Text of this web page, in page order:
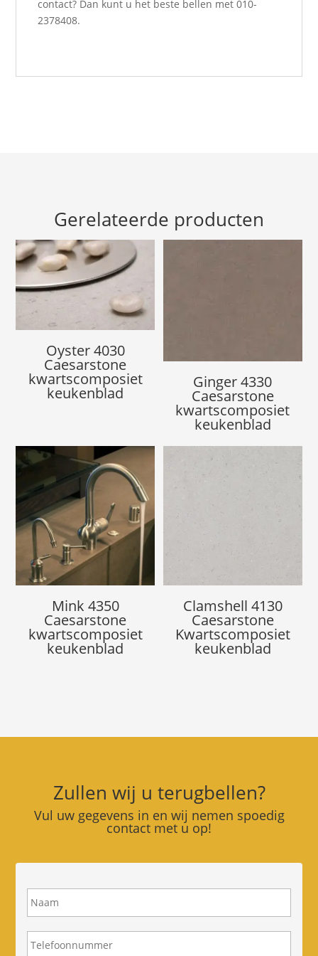
contact? Dan kunt u het beste bellen met 010-
2378408.
Gerelateerde producten
Oyster 4030
Caesarstone
kwartscomposiet
keukenblad
Ginger 4330
Caesarstone
kwartscomposiet
keukenblad
Mink 4350
Caesarstone
kwartscomposiet
keukenblad
Clamshell 4130
Caesarstone
Kwartscomposiet
keukenblad
Zullen wij u terugbellen?
Vul uw gegevens in en wij nemen spoedig
contact met u op!
N
a
T
e